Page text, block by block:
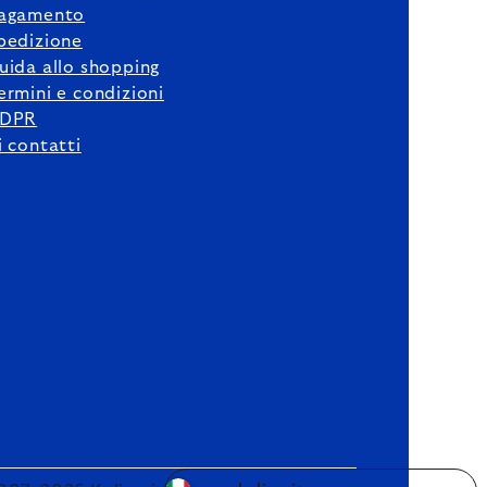
allo shopping
e condizioni
contatti